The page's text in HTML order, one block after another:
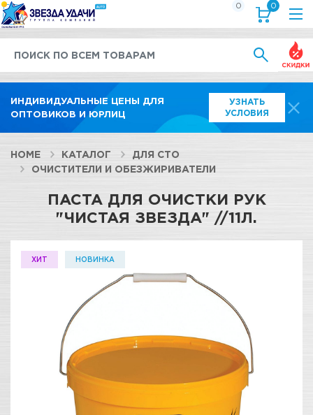
ИНДИВИДУАЛЬНЫЕ ЦЕНЫ ДЛЯ
ОПТОВИКОВ И ЮРЛИЦ
УЗНАТЬ
УСЛОВИЯ
0 0
HOME КАТАЛОГ
ДЛЯ СТО
ОЧИСТИТЕЛИ И ОБЕЗЖИРИВАТЕЛИ
ПАСТА ДЛЯ ОЧИСТКИ РУК
"ЧИСТАЯ ЗВЕЗДА" //11Л.
ХИТ НОВИНКА